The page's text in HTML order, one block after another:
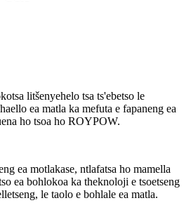
litšenyehelo tsa ts'ebetso le
ea matla ka mefuta e fapaneng ea
ho tsoa ho ROYPOW.
ea motlakase, ntlafatsa ho mamella
ea bohlokoa ka theknoloji e tsoetseng
le taolo e bohlale ea matla.